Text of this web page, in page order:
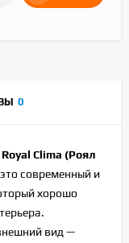
0
Royal Clima (Роял
современный и
хорошо
вид —